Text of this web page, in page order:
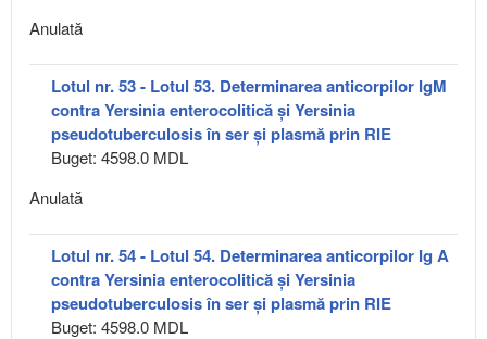
Anulată
Lotul nr. 53 - Lotul 53. Determinarea anticorpilor IgM
contra Yersinia enterocolitică și Yersinia
pseudotuberculosis în ser și plasmă prin RIE
Buget: 4598.0 MDL
Anulată
Lotul nr. 54 - Lotul 54. Determinarea anticorpilor Ig A
contra Yersinia enterocolitică și Yersinia
pseudotuberculosis în ser și plasmă prin RIE
Buget: 4598.0 MDL